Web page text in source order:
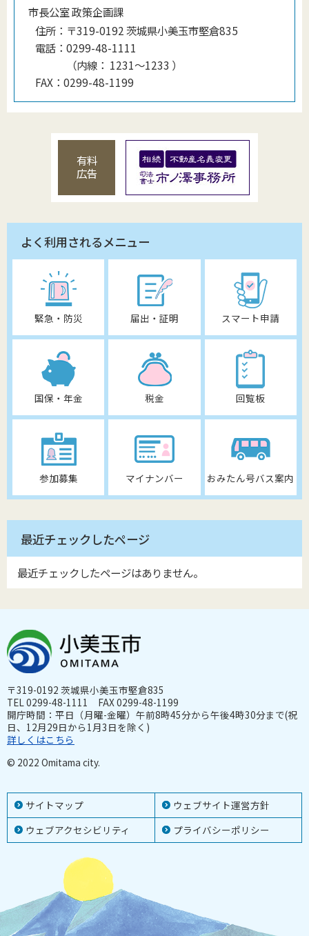
市長公室 政策企画課
住所： 〒319-0192 茨城県小美玉市堅倉835
電話： 0299-48-1111
（内線 ： 1231〜1233 ）
FAX： 0299-48-1199
有料
広告
よく利用されるメニュー
緊急・防災 届出・証明 スマート申請
国保・年金 税金 回覧板
参加募集 マイナンバー おみたん号バス案内
最近チェックしたページ
最近チェックしたページはありません。
サイトマップ
ウェブサイト運営方針
ウェブアクセシビリティ
プライバシーポリシー
〒319-0192 茨城県小美玉市堅倉835
TEL 0299-48-1111 FAX 0299-48-1199
開庁時間：平日（月曜-金曜）午前8時45分から午後4時30分まで(祝
日、12月29日から1月3日を除く)
詳しくはこちら
© 2022 Omitama city.